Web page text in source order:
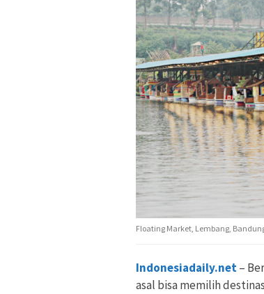
Floating Market, Lembang,
Indonesiadaily.net–
asal bisa memilih